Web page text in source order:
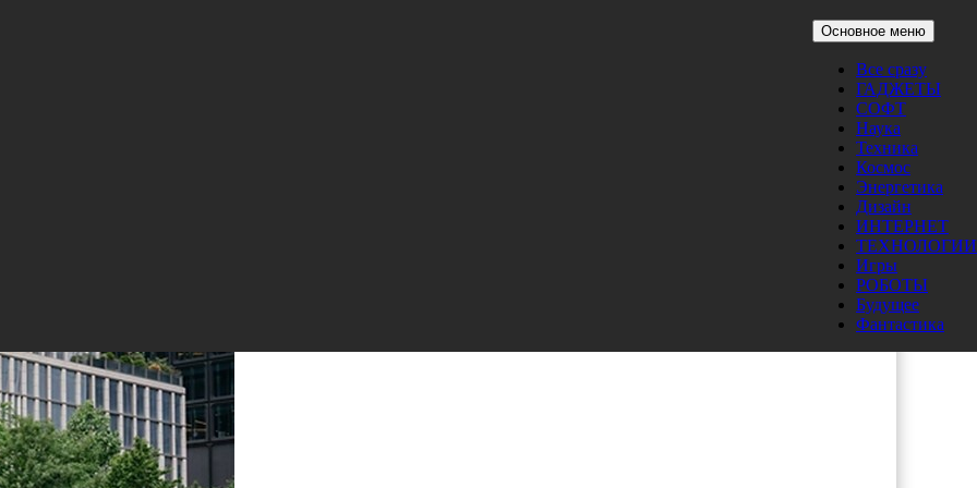
Основное меню
Все сразу
ГАДЖЕТЫ
СОФТ
Наука
Техника
Космос
Энергетика
Дизайн
ИНТЕРНЕТ
ТЕХНОЛОГИИ
Игры
РОБОТЫ
Будущее
Фантастика